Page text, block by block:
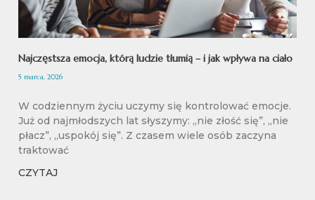
Najczęstsza emocja, którą ludzie tłumią – i jak wpływa na ciało
5 marca, 2026
W codziennym życiu uczymy się kontrolować emocje.
Już od najmłodszych lat słyszymy: „nie złość się”, „nie
płacz”, „uspokój się”. Z czasem wiele osób zaczyna
traktować
CZYTAJ